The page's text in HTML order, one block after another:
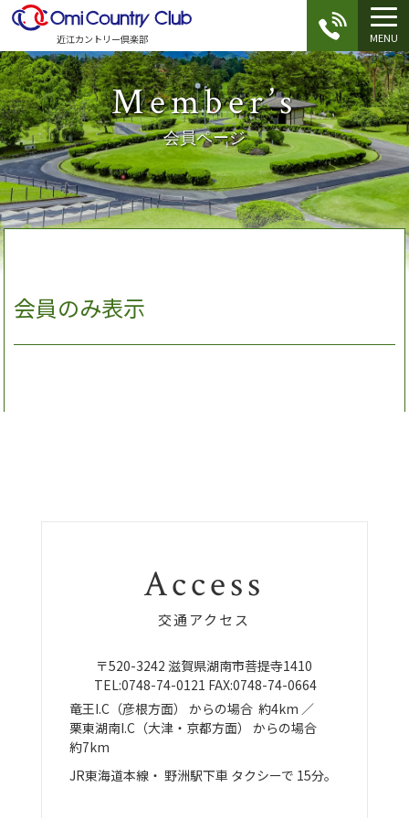
近江カントリー倶楽部 MENU
Member’s
会員ページ
会員のみ表示
Access
交通アクセス
〒520-3242 滋賀県湖南市菩提寺1410
TEL:0748-74-0121 FAX:0748-74-0664
竜王I.C（彦根方面） からの場合 約4km ／
栗東湖南I.C（大津・京都方面）
からの場合
約7km
JR東海道本線・ 野洲駅下車 タクシーで 15分。